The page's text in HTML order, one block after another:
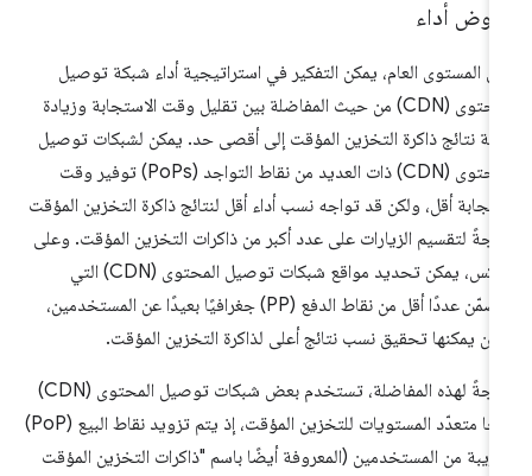
أداء
المستوى العام، يمكن التفكير في استراتيجية أداء شبكة توصيل
المحتوى (CDN) من حيث المفاضلة بين تقليل وقت الاستجابة وزيادة
نتائج ذاكرة التخزين المؤقت إلى أقصى حد. يمكن لشبكات توصيل
المحتوى (CDN) ذات العديد من نقاط التواجد (PoPs) توفير وقت
أقل، ولكن قد تواجه نسب أداء أقل لنتائج ذاكرة التخزين المؤقت
لتقسيم الزيارات على عدد أكبر من ذاكرات التخزين المؤقت. وعلى
العكس، يمكن تحديد مواقع شبكات توصيل المحتوى (CDN) التي
تتضمّن عددًا أقل من نقاط الدفع (PP) جغرافيًا بعيدًا عن المستخدمين،
يمكنها تحقيق نسب نتائج أعلى لذاكرة التخزين المؤقت.
نتيجةً لهذه المفاضلة، تستخدم بعض شبكات توصيل المحتوى (CDN)
نهجًا متعدّد المستويات للتخزين المؤقت، إذ يتم تزويد نقاط البيع (PoP)
من المستخدمين (المعروفة أيضًا باسم "ذاكرات التخزين المؤقت